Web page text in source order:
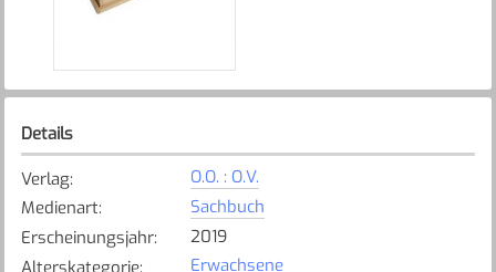
Details
Verlag:
O.O. : O.V.
Medienart:
Sachbuch
Erscheinungsjahr:
2019
Alterskategorie: Erwachsene